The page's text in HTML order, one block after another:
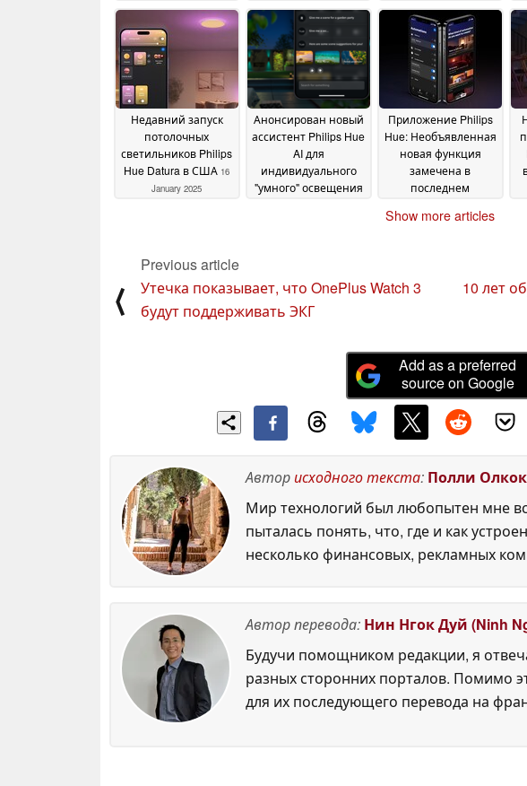
16 May 2026
02 May 2025
бесплатному
обновлению23 January
2025
Недавний запуск
потолочных
светильников Philips
Hue Datura в США 16
January 2025
Анонсирован новый
ассистент Philips Hue
AI для
индивидуального
"умного" освещения
Приложение Philips
Hue: Необъявленная
новая функция
замечена в
последнем
2025
Show more articles
⟨
Previous article
Утечка показывает, что OnePlus Watch 3
будут поддерживать ЭКГ
10 лет
Add as a preferred
source on Google
Авторисходного текста: Полли
Мир технологий был любопытен мне
пыталась понять, что, где и как
несколько финансовых, рекламных
Автор перевода: Нин Нгок Дуй (Ninh
Будучи помощником редакции, я
разных сторонних порталов. Помимо
для их последующего перевода на